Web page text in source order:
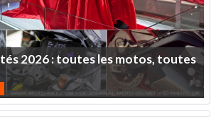
2026:touteslesmotos,toutes